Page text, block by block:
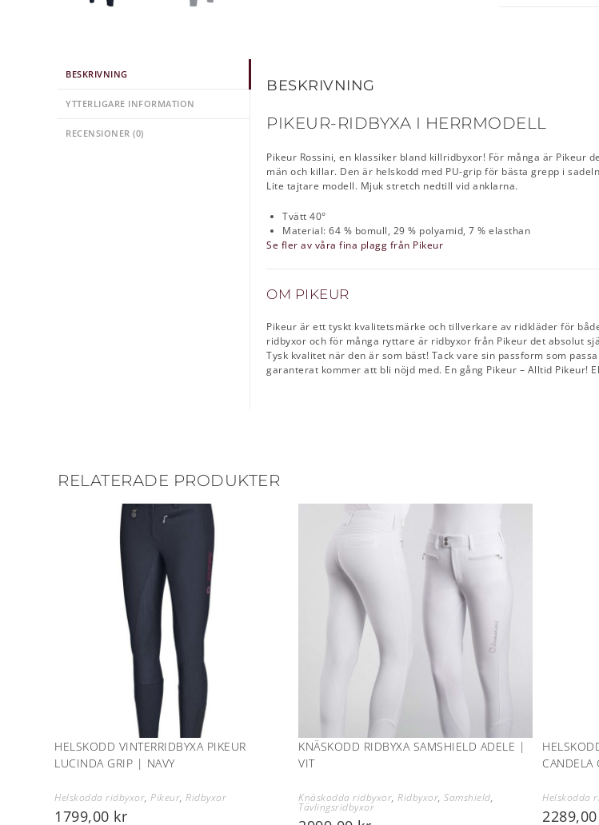
BESKRIVNING
YTTERLIGARE INFORMATION
RECENSIONER (0)
BESKRIVNING
PIKEUR-RIDBYXA I HERRMODELL
Pikeur Rossini, en klassiker bland killridbyxor! För många är
män och killar. Den är helskodd med PU-grip för bästa grepp i
Lite tajtare modell. Mjuk stretch nedtill vid anklarna.
Tvätt 40°
Material: 64 % bomull, 29 % polyamid, 7 % elasthan
Se fler av våra fina plagg från Pikeur
OM PIKEUR
Pikeur är ett tyskt kvalitetsmärke och tillverkare av ridkläder för
ridbyxor och för många ryttare är ridbyxor från Pikeur det absolut
Tysk kvalitet när den är som bäst! Tack vare sin passform som
garanterat kommer att bli nöjd med. En gång Pikeur – Alltid Pikeur!
RELATERADE PRODUKTER
HELSKODD VINTERRIDBYXA PIKEUR
LUCINDA GRIP | NAVY
Helskodda ridbyxor,Pikeur,Ridbyxor
1799,00 kr
KNÄSKODD RIDBYXA SAMSHIELD ADELE |
VIT
Knäskodda ridbyxor,Ridbyxor,Samshield,
Tävlingsridbyxor
CANDELA
Helskodda
2289,00